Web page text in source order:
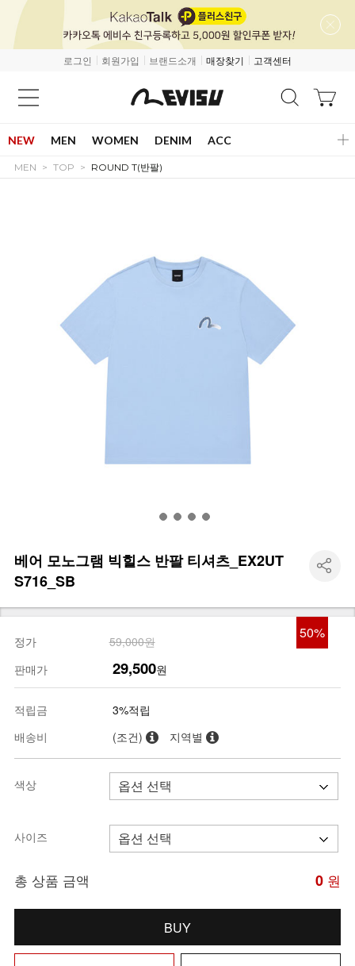
로그인 회원가입 브랜드소개 매장찾기 고객센터
NEW MEN WOMEN DENIM ACC
MEN TOP ROUND T(반팔)
베어 모노그램 빅힐스 반팔 티셔츠_EX2UT
S716_SB
50%
정가
59,000원
판매가
29,500원
적립금
3%적립
배송비
(조건) 지역별
색상
사이즈
총 상품 금액 0 원
BUY